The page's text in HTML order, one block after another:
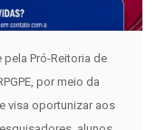
Pró-Reitoria de
por meio da
visa oportunizar aos